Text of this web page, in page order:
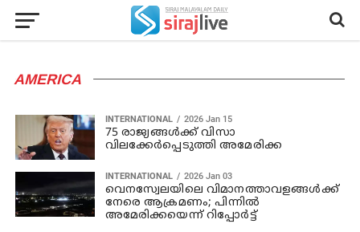
AMERICA
INTERNATIONAL 2026 Jan 15
75 രാജ്യങ്ങള്‍ക്ക് വിസാ
വിലക്കേര്‍പ്പെടുത്തി അമേരിക്ക
INTERNATIONAL 2026 Jan 03
വെനസ്വേലയിലെ വിമാനത്താവളങ്ങള്‍ക്ക്
നേരെ ആക്രമണം; പിന്നില്‍
അമേരിക്കയെന്ന് റിപ്പോര്‍ട്ട്